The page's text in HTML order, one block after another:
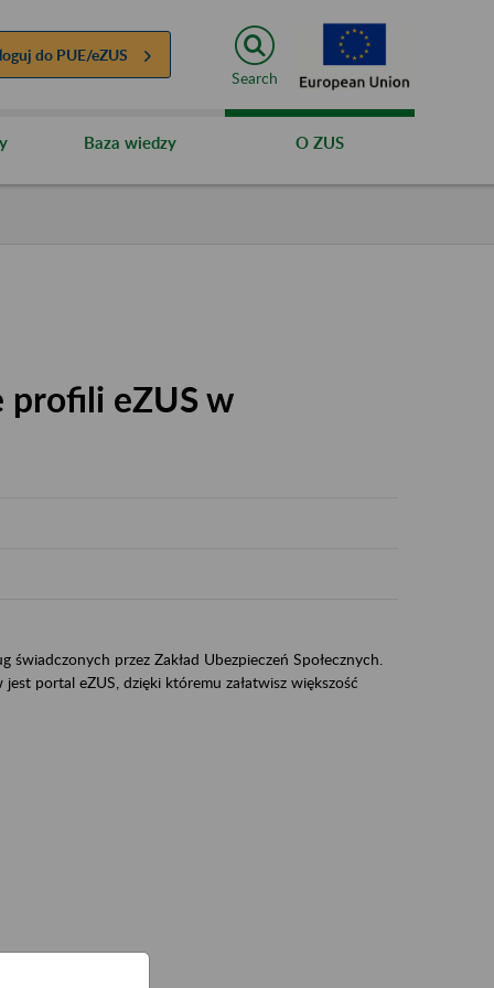
do PUE/eZUS
Search
Baza wiedzy O ZUS
profili eZUS w
przez Zakład Ubezpieczeń Społecznych.
portal eZUS, dzięki któremu załatwisz większość